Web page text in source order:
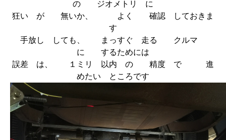
の ジオメトリ に
狂い が 無いか、 よく 確認 しておきま
す
手放し しても、 まっすぐ 走る クルマ
に するためには
誤差 は、 １ミリ 以内 の 精度 で 進
めたい ところです